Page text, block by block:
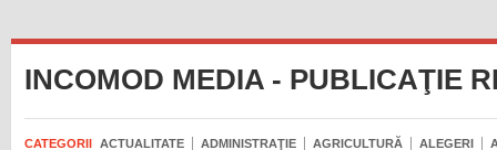
INCOMOD MEDIA - PUBLICAŢIE
CATEGORII ACTUALITATE ADMINISTRAŢIE AGRICULTURĂ ALEGERI